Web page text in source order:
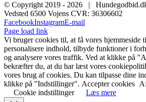
© Copyright 2019 - 2026 |
Vedsted 6500 Vojens CVR: 36306602
FacebookInstagramE-mail
Page load link
Vi bruger cookies til, at få vores hjemmeside
personalisere indhold, tilbyde funktioner i
og analysere vores traffik. Ved at klikke på
bekræfter du, at du har læst vores
vores brug af cookies. Du kan tilpasse dine
klikke på "Indstillinger". Accepter cookies
Cookie indstillinger
Læs mere